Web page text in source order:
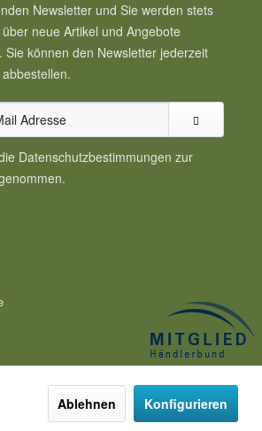
Newsletter und Sie werden stets
neue Artikel und Angebote
Sie können den Newsletter jederzeit
Datenschutzbestimmungen zur
Ablehnen Konfigurieren